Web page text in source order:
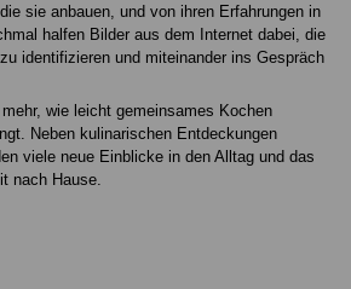
sie anbauen, und von ihren Erfahrungen in
halfen Bilder aus dem Internet dabei, die
identifizieren und miteinander ins Gespräch
wie leicht gemeinsames Kochen
Neben kulinarischen Entdeckungen
viele neue Einblicke in den Alltag und das
nach Hause.